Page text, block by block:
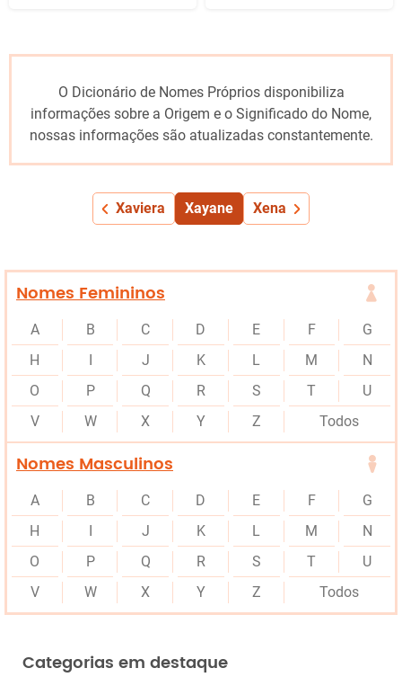
O Dicionário de Nomes Próprios disponibiliza
informações sobre a Origem e o Significado do Nome,
nossas informações são atualizadas constantemente.
Xaviera Xayane Xena
Nomes Femininos
A B C D E F
G
H
I J K L M
N
O
P Q R S T
U
V
W X Y Z Todos
Nomes Masculinos
A B C D E F
G
H
I J K L M
N
O
P Q R S T
U
V
W X Y Z Todos
Categorias em destaque